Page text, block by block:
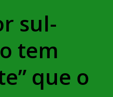
sul-
tem
que o